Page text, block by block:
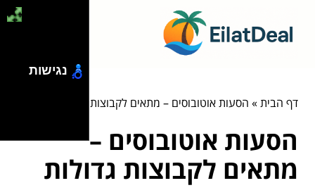
דף הבית» הסעות אוטובוסים – מתאים לקבוצות גדולות
הסעות אוטובוסים –
מתאים לקבוצות גדולות
נגישות